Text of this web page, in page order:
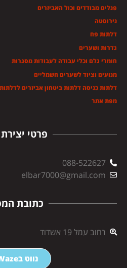
פרטי
088-522627
elbar7000@gmail.com
כתובת
רחוב עמל 19 אשדוד
נווט בWaze
פנלים מבודדים וכול האביזרים
נירוסטה
דלתות פח
גדרות ושערים
חומרי גלם וכלי עבודה לעבודות מסגרות
מנועים וציוד לשערים חשמליים
דלתות כניסה דלתות ביטחון אביזרים לדלתות
מפת אתר